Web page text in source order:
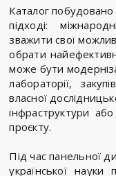
Каталог
підході:
зважити свої
обрати
може бути
лабораторії,
власної
інфраструктури
проєкту.
Під час панельної
української